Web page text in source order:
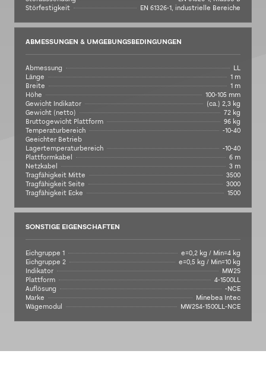
Störfestigkeit
EN 61326-1, industrielle Bereiche
ABMESSUNGEN & UMGEBUNGSBEDINGUNGEN
Abmessung
LL
Länge
1 m
Breite
1 m
Höhe
100-105 mm
Gewicht Indikator
(ca.) 2,3 kg
Gewicht (netto)
72 kg
Bruttogewicht Plattform
96 kg
Temperaturbereich
Geeichter Betrieb
-10-40
Lagertemperaturbereich
-10-40
Plattformkabel
6 m
Netzkabel
3 m
Tragfähigkeit Mitte
3500
Tragfähigkeit Seite
3000
Tragfähigkeit Ecke
1500
SONSTIGE EIGENSCHAFTEN
Eichgruppe 1
e=0,2 kg / Min=4 kg
Eichgruppe 2
e=0,5 kg / Min=10 kg
Indikator
MW2S
Plattform
4-1500LL
Auflösung
-NCE
Marke
Minebea Intec
Wägemodul
MW2S4-1500LL-NCE